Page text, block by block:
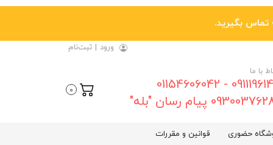
ورود | ثبت‌نام
با ما
09111961461 - 01154606042
پیام رسان "بله"
0
حضوری قوانین و مقررات